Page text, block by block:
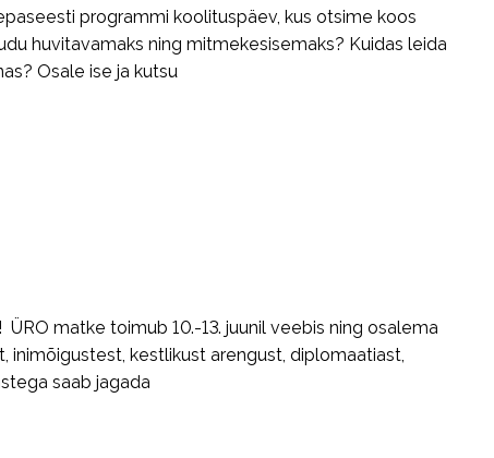
programmi koolituspäev, kus otsime koos
huvitavamaks ning mitmekesisemaks? Kuidas leida
Osale ise ja kutsu
matke toimub 10.-13. juunil veebis ning osalema
inimõigustest, kestlikust arengust, diplomaatiast,
saab jagada